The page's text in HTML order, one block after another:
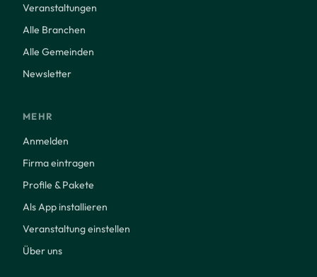
Veranstaltungen
Alle Branchen
Alle Gemeinden
Newsletter
MEHR
Anmelden
Firma eintragen
Profile & Pakete
Als App installieren
Veranstaltung einstellen
Über uns